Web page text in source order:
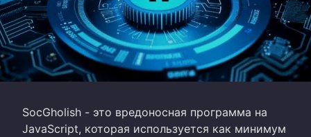
SocGholish - это вредоносная программа на
JavaScript, которая используется как минимум